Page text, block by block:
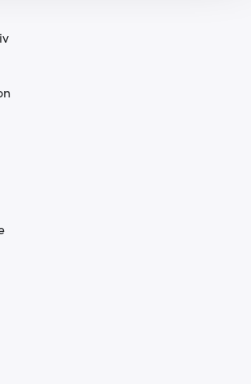
Du bestämmer själv vilka cookies
dig av.